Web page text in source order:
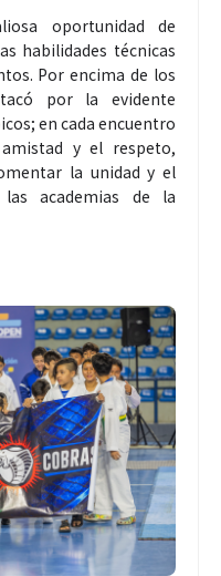
oportunidad de
habilidades técnicas
Por encima de los
por la evidente
en cada encuentro
y el respeto,
la unidad y el
academias de la